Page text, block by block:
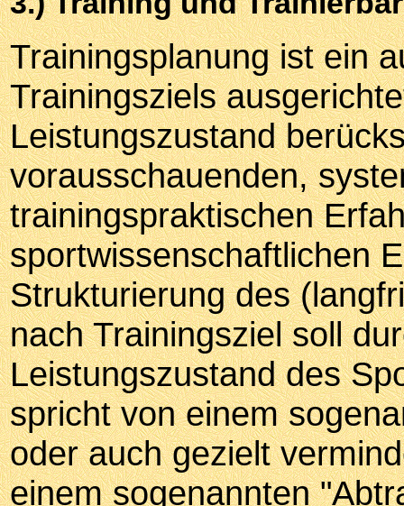
Trainingsplanung ist ein
Trainingsziels
Leistungszustand
vorausschauenden,
trainingspraktischen
sportwissenschaftlichen
Strukturierung des
nach Trainingsziel soll
Leistungszustand des
spricht von einem
oder auch gezielt
einem sogenannten